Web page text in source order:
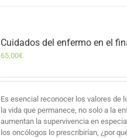
Cuidados del enfermo en el
65,00€
Es esencial reconocer los valores de
la vida que permanece, no solo a la
aumentan la supervivencia en
los oncólogos lo prescribirían, ¿por